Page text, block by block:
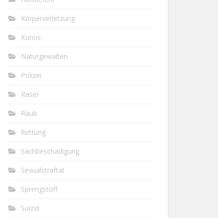
Körperverletzung
Kurios
Naturgewalten
Polizei
Raser
Raub
Rettung
Sachbeschädigung
Sexualstraftat
Sprengstoff
Suizid